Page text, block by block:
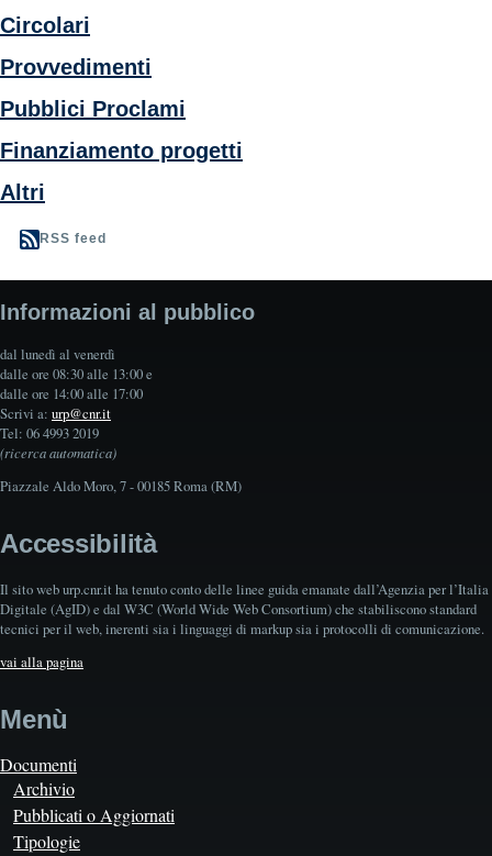
Circolari
Provvedimenti
Pubblici Proclami
Finanziamento progetti
Altri
RSS feed
Informazioni al pubblico
dal lunedì al venerdì
dalle ore 08:30 alle 13:00 e
dalle ore 14:00 alle 17:00
Scrivi a: urp@cnr.it
Tel: 06 4993 2019
(ricerca automatica)
Piazzale Aldo Moro, 7 - 00185 Roma (RM)
Accessibilità
Il sito web urp.cnr.it ha tenuto conto delle linee guida emanate dall’Agenzia per l’Italia
Digitale (AgID) e dal W3C (World Wide Web Consortium) che stabiliscono standard
tecnici per il web, inerenti sia i linguaggi di markup sia i protocolli di comunicazione.
vai alla pagina
Menù
Documenti
Archivio
Pubblicati o Aggiornati
Tipologie